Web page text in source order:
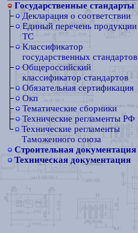
Государственные стандарты
Декларация о соответствии
Единый перечень продукции
ТС
Классификатор
государственных стандартов
Общероссийский
классификатор стандартов
Обязательная сертификация
Окп
Тематические сборники
Технические регламенты РФ
Технические регламенты
Таможенного союза
Строительная документация
Техническая документация